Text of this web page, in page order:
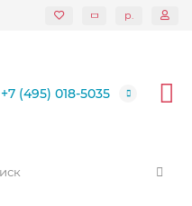
р.
+7 (495) 018-5035